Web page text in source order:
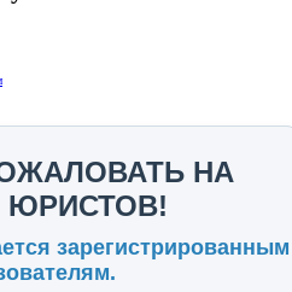
НА
зарегистрированным